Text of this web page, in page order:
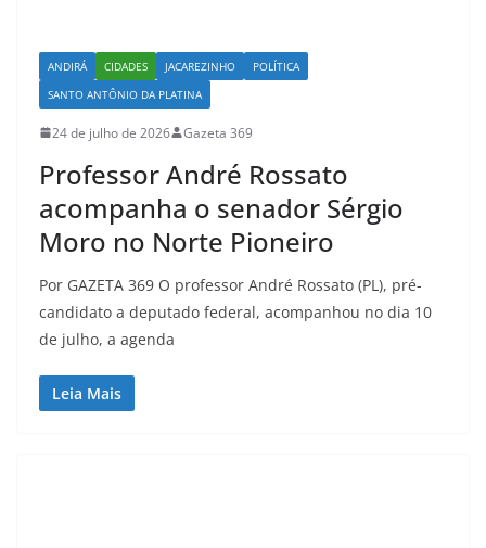
ANDIRÁ CIDADES JACAREZINHO
POLÍTICA
SANTO ANTÔNIO DA PLATINA
24 de julho de 2026 Gazeta 369
Professor André Rossato
acompanha o senador Sérgio
Moro no Norte Pioneiro
Por GAZETA 369 O professor André Rossato (PL), pré-
candidato a deputado federal, acompanhou no dia 10
de julho, a agenda
Leia Mais